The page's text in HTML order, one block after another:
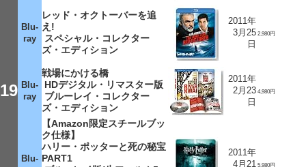
Blu-
ray
レッド・オクトーバーを追
え!
スペシャル・コレクター
ズ・エディション
2011年
3月25
日
2,980円
19 Blu-
ray
戦場にかける橋
HDデジタル・リマスター版
ブルーレイ・コレクター
ズ・エディション
2011年
2月23
日
4,980円
Blu-
【Amazon限定スチールブッ
ク仕様】
ハリー・ポッターと死の秘宝
PART1
2011年
4月21 5,980円